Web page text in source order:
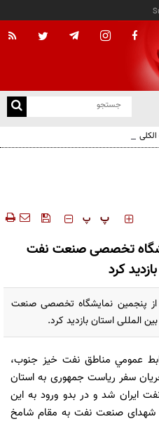
‍‍‍ پ پ
تخصصی صنعت نفت
کرد
بعداز ظهر امروز (٢٤ دی) از پنجمین نمایشگاه تخصصی صنعت
المللی استان بازدید کرد.
عمومي مناطق نفت خيز جنوب،
سفر ریاست جمهوری به استان
ایران شد و در بدو ورود به این
شهدای صنعت نفت به مقام شامخ